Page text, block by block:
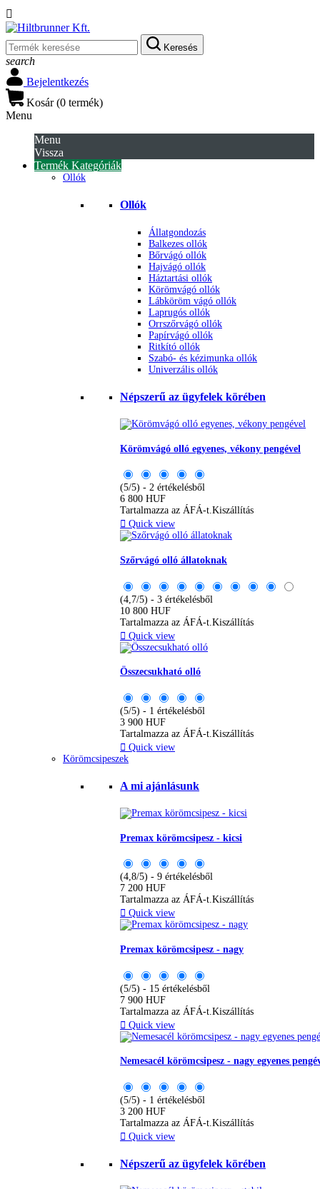

Keresés
search
Bejelentkezés
Kosár (0 termék)
Menu
Menu
Vissza
Termék Kategóriák
Ollók
Ollók
Állatgondozás
Balkezes ollók
Bőrvágó ollók
Hajvágó ollók
Háztartási ollók
Körömvágó ollók
Lábköröm vágó ollók
Laprugós ollók
Orrszőrvágó ollók
Papírvágó ollók
Ritkító ollók
Szabó- és kézimunka ollók
Univerzális ollók
Népszerű az ügyfelek körében
Körömvágó olló egyenes, vékony pengével
(5/5) - 2 értékelésből
6 800 HUF
Tartalmazza az ÁFÁ-t.Kiszállítás
 Quick view
Szőrvágó olló állatoknak
(4,7/5) - 3 értékelésből
10 800 HUF
Tartalmazza az ÁFÁ-t. Kiszállítás
 Quick view
Összecsukható olló
(5/5) - 1 értékelésből
3 900 HUF
Tartalmazza az ÁFÁ-t. Kiszállítás
 Quick view
Körömcsipeszek
A mi ajánlásunk
Premax körömcsipesz - kicsi
(4,8/5) - 9 értékelésből
7 200 HUF
Tartalmazza az ÁFÁ-t.Kiszállítás
 Quick view
Premax körömcsipesz - nagy
(5/5) - 15 értékelésből
7 900 HUF
Tartalmazza az ÁFÁ-t. Kiszállítás
 Quick view
Nemesacél körömcsipesz - nagy egyenes
(5/5) - 1 értékelésből
3 200 HUF
Tartalmazza az ÁFÁ-t. Kiszállítás
 Quick view
Népszerű az ügyfelek körében